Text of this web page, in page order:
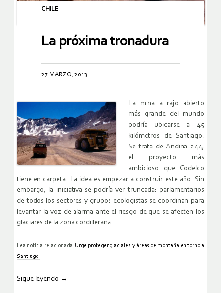
CHILE
La próxima tronadura
27 MARZO, 2013
La mina a rajo abierto
más grande del mundo
podría ubicarse a 45
kilómetros de Santiago.
Se trata de Andina 244,
el proyecto más
ambicioso que Codelco
tiene en carpeta. La idea es empezar a construir este año. Sin
embargo, la iniciativa se podría ver truncada: parlamentarios
de todos los sectores y grupos ecologistas se coordinan para
levantar la voz de alarma ante el riesgo de que se afecten los
glaciares de la zona cordillerana.
Lea noticia relacionada: Urge proteger glaciales y áreas de montaña en torno a
Santiago.
Sigue leyendo →